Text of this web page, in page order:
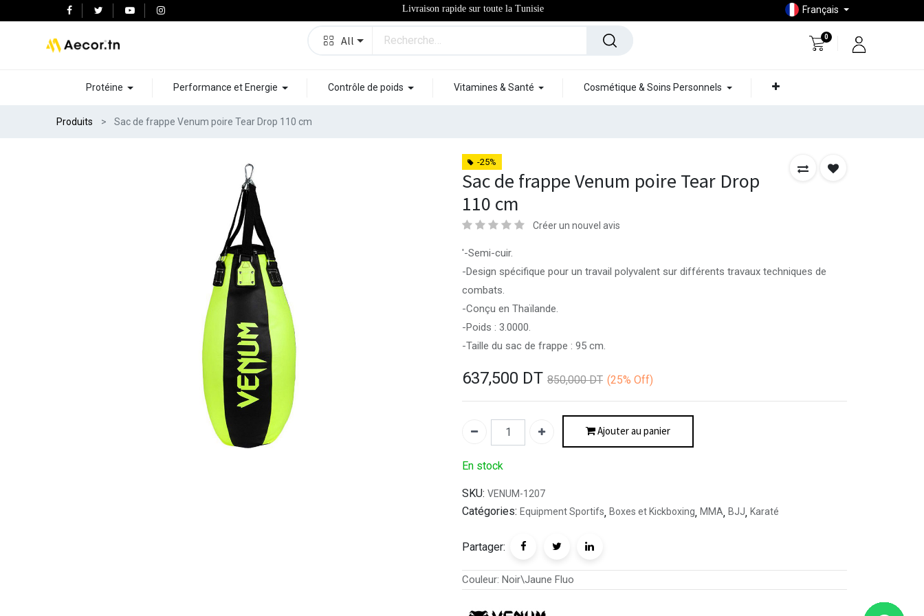
Livraison rapide sur toute la Tunisie Français
All 0
Protéine Performance et Energie Contrôle de poids Vitamines & Santé Cosmétique & Soins Personnels
Produits Sac de frappe Venum poire Tear Drop 110 cm
-25%
Sac de frappe Venum poire Tear Drop
110 cm
Créer un nouvel avis
'-Semi-cuir.
-Design spécifique pour un travail polyvalent sur différents travaux techniques de
combats.
-Conçu en Thaïlande.
-Poids : 3.0000.
-Taille du sac de frappe : 95 cm.
637,500 DT 850,000DT (25% Off)
Ajouter au panier
En stock
SKU: VENUM-1207
Catégories: Equipment Sportifs, Boxes et Kickboxing, MMA, BJJ, Karaté
Partager:
Couleur: Noir\Jaune Fluo